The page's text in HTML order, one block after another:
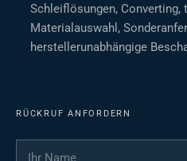
Schleiflösungen, Converting,
Materialauswahl,
herstellerunabhängige
RÜCKRUF ANFORDERN
Ihr Name